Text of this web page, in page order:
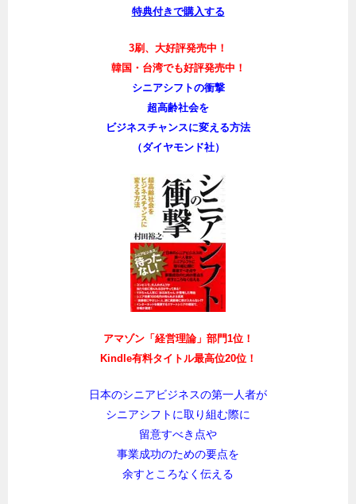
特典付きで購入する
3刷、大好評発売中！
韓国・台湾でも好評発売中！
シニアシフトの衝撃
超高齢社会を
ビジネスチャンスに変える方法
（ダイヤモンド社）
アマゾン「経営理論」部門1位！
Kindle有料タイトル最高位20位！
日本のシニアビジネスの第一人者が
シニアシフトに取り組む際に
留意すべき点や
事業成功のための要点を
余すところなく伝える